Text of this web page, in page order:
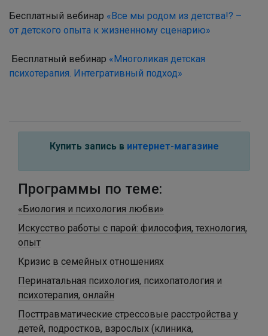
Бесплатный вебинар «Все мы родом из детства!? –
от детского опыта к жизненному сценарию»
Бесплатный вебинар «Многоликая детская
психотерапия. Интегративный подход»
Купить запись в интернет-магазине
Программы по теме:
«Биология и психология любви»
Искусство работы с парой: философия, технология,
опыт
Кризис в семейных отношениях
Перинатальная психология, психопатология и
психотерапия, онлайн
Посттравматические стрессовые расстройства у
детей, подростков, взрослых (клиника,